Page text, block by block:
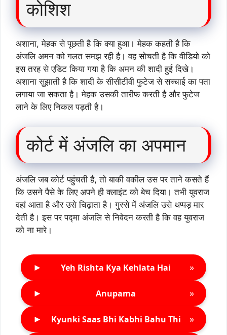
कोशिश
अशाना, मेहक से पूछती है कि क्या हुआ। मेहक कहती है कि
अंजलि अमन को गलत समझ रही है। वह सोचती है कि वीडियो को
इस तरह से एडिट किया गया है कि अमन की शादी हुई दिखे।
अशाना सुझाती है कि शादी के सीसीटीवी फुटेज से सच्चाई का पता
लगाया जा सकता है। मेहक उसकी तारीफ करती है और फुटेज
लाने के लिए निकल पड़ती है।
कोर्ट में अंजलि का अपमान
अंजलि जब कोर्ट पहुंचती है, तो बाकी वकील उस पर ताने कसते हैं
कि उसने पैसे के लिए अपने ही क्लाइंट को बेच दिया। तभी युवराज
वहां आता है और उसे चिढ़ाता है। गुस्से में अंजलि उसे थप्पड़ मार
देती है। इस पर पद्मा अंजलि से निवेदन करती है कि वह युवराज
को ना मारे।
► Yeh Rishta Kya Kehlata Hai »
► Anupama »
► Kyunki Saas Bhi Kabhi Bahu Thi »